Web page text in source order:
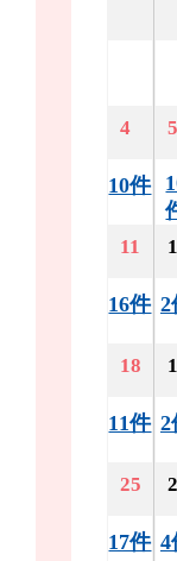
4
10件
5
11
16件 2
18
11件 2
25
17件 4